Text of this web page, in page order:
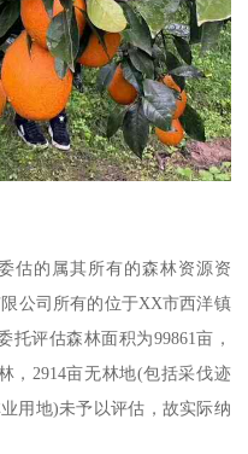
估的属其所有的森林资源资
公司所有的位于XX市西洋镇
评估森林面积为99861亩，
，2914亩无林地(包括采伐迹
用地)未予以评估，故实际纳